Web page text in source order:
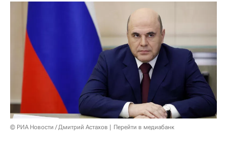
© РИА Новости / Дмитрий Астахов Перейти в медиабанк